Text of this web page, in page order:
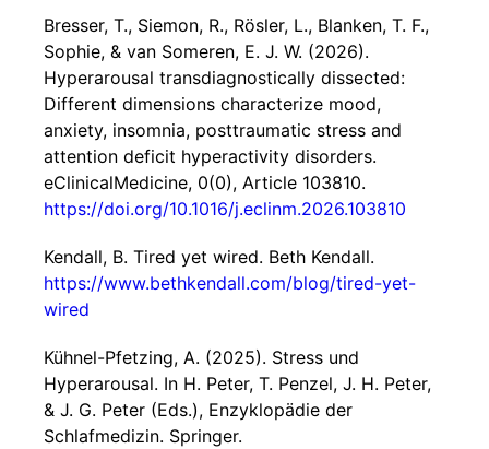
Bresser, T., Siemon, R., Rösler, L., Blanken, T. F.,
Sophie, & van Someren, E. J. W. (2026).
Hyperarousal transdiagnostically dissected:
Different dimensions characterize mood,
anxiety, insomnia, posttraumatic stress and
attention deficit hyperactivity disorders.
eClinicalMedicine, 0(0), Article 103810.
https://doi.org/10.1016/j.eclinm.2026.103810
Kendall, B. Tired yet wired. Beth Kendall.
https://www.bethkendall.com/blog/tired-yet-
wired
Kühnel-Pfetzing, A. (2025). Stress und
Hyperarousal. In H. Peter, T. Penzel, J. H. Peter,
& J. G. Peter (Eds.), Enzyklopädie der
Schlafmedizin. Springer.